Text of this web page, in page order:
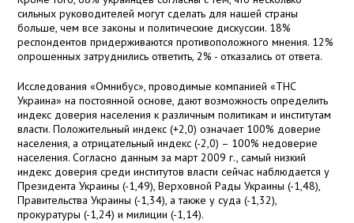
сильных руководителей могут сделать для нашей страны
больше, чем все законы и политические дискуссии. 18%
респондентов придерживаются противоположного мнения. 12%
опрошенных затруднились ответить, 2% - отказались от ответа.
Исследования «Омнибус», проводимые компанией «ТНС
Украина» на постоянной основе, дают возможность определить
индекс доверия населения к различным политикам и институтам
власти. Положительный индекс (+2,0) означает 100% доверие
населения, а отрицательный индекс (-2,0) – 100% недоверие
населения. Согласно данным за март2009 г., самый низкий
индекс доверия среди институтов власти сейчас наблюдается у
Президента Украины (-1,49), Верховной Рады Украины (-1,48),
Правительства Украины (-1,34), а также у суда (-1,32),
прокуратуры (-1,24) и милиции (-1,14).